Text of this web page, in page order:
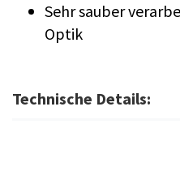
Sehr sauber
Optik
Technische Details: